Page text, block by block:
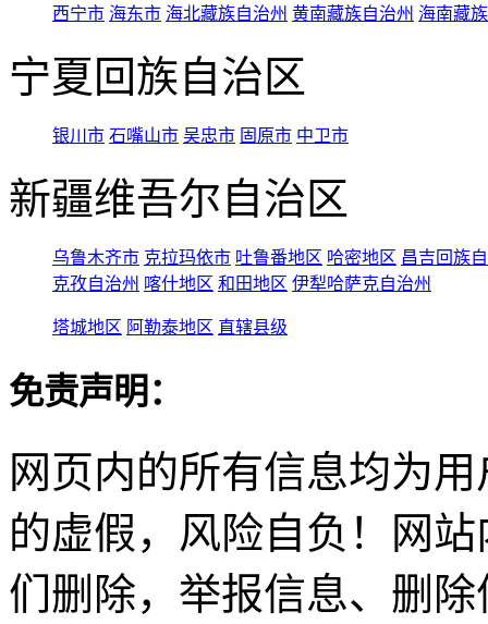
西宁市 海东市 海北藏族自治州 黄南藏族自治州 海南藏
宁夏回族自治区
银川市 石嘴山市 吴忠市 固原市 中卫市
新疆维吾尔自治区
乌鲁木齐市 克拉玛依市 吐鲁番地区 哈密地区 昌吉回族
克孜自治州 喀什地区 和田地区 伊犁哈萨克自治州
塔城地区 阿勒泰地区 直辖县级
免责声明：
网页内的所有信息均为
的虚假，风险自负！网
们删除，举报信息、删